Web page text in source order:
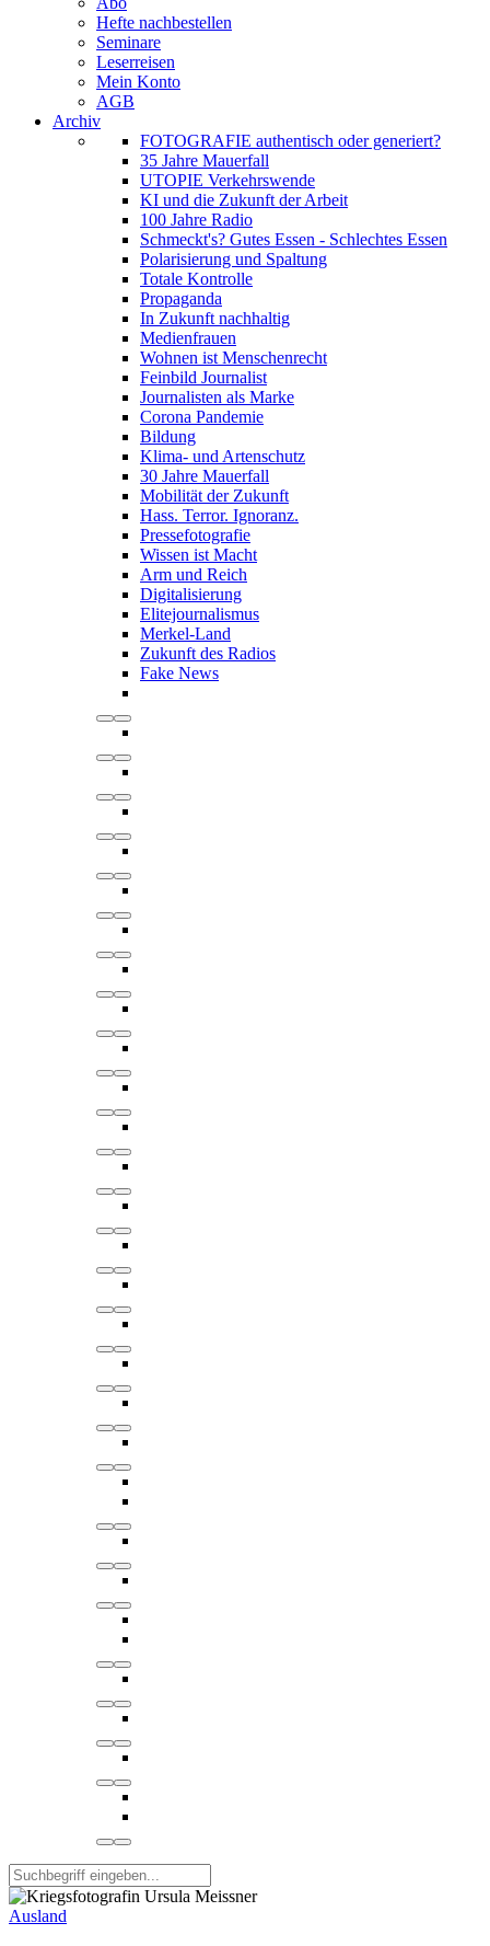
Hefte nachbestellen
Seminare
Leserreisen
Mein Konto
AGB
Archiv
FOTOGRAFIE authentisch oder generiert?
35 Jahre Mauerfall
UTOPIE Verkehrswende
KI und die Zukunft der Arbeit
100 Jahre Radio
Schmeckt's? Gutes Essen - Schlechtes Essen
Polarisierung und Spaltung
Totale Kontrolle
Propaganda
In Zukunft nachhaltig
Medienfrauen
Wohnen ist Menschenrecht
Feinbild Journalist
Journalisten als Marke
Corona Pandemie
Bildung
Klima- und Artenschutz
30 Jahre Mauerfall
Mobilität der Zukunft
Hass. Terror. Ignoranz.
Pressefotografie
Wissen ist Macht
Arm und Reich
Digitalisierung
Elitejournalismus
Merkel-Land
Zukunft des Radios
Fake News
Ausland